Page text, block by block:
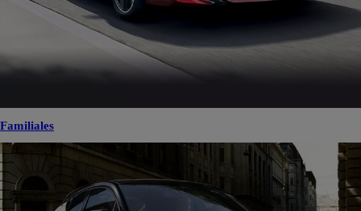
Familiales